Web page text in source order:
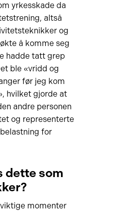
yrkesskade da
altså
og
å komme seg
hadde tatt grep
ble «vridd og
før jeg kom
hvilket gjorde at
andre personen
og representerte
for
dette som
momenter